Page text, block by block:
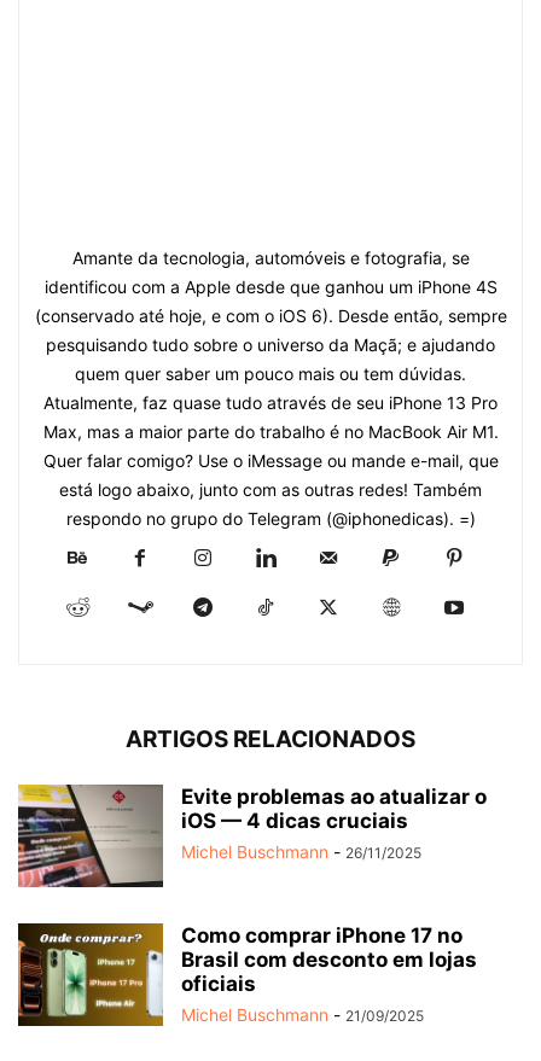
Amante da tecnologia, automóveis e fotografia, se
identificou com a Apple desde que ganhou um iPhone 4S
(conservado até hoje, e com o iOS 6). Desde então, sempre
pesquisando tudo sobre o universo da Maçã; e ajudando
quem quer saber um pouco mais ou tem dúvidas.
Atualmente, faz quase tudo através de seu iPhone 13 Pro
Max, mas a maior parte do trabalho é no MacBook Air M1.
Quer falar comigo? Use o iMessage ou mande e-mail, que
está logo abaixo, junto com as outras redes! Também
respondo no grupo do Telegram (@iphonedicas). =)
ARTIGOS RELACIONADOS
Evite problemas ao atualizar o
iOS — 4 dicas cruciais
Michel Buschmann - 26/11/2025
Como comprar iPhone 17 no
Brasil com desconto em lojas
oficiais
Michel Buschmann - 21/09/2025